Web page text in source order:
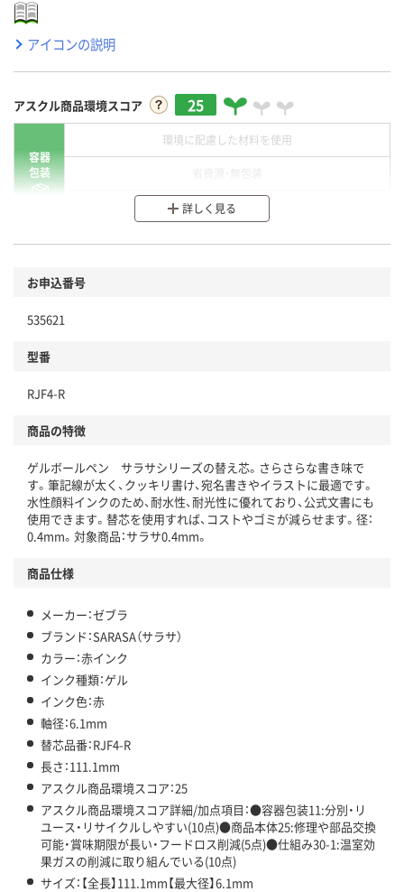
アイコンの説明
アスクル商品環境スコア 25
容器
包装
環境に配慮した材料を使用
分別・リサイクルしやすい設計
本体
仕組
この商品の環境配慮ポイントです。下記商品詳細「
アスクル商品環境スコア詳細／加点項目
」で確認できます。
詳しく見る
お申込番号
535621
型番
RJF4-R
商品の特徴
ゲルボールペン サラサシリーズの替え芯。さらさらな書き味で
す。筆記線が太く、クッキリ書け、宛名書きやイラストに最適です。
水性顔料インクのため、耐水性、耐光性に優れており、公式文書にも
使用できます。替芯を使用すれば、コストやゴミが減らせます。径：
0.4mm。対象商品：サラサ0.4mm。
商品仕様
メーカー：ゼブラ
ブランド：SARASA（サラサ）
カラー：赤インク
インク種類：ゲル
インク色：赤
軸径：6.1mm
替芯品番：RJF4-R
長さ：111.1mm
アスクル商品環境スコア：25
アスクル商品環境スコア詳細/加点項目：●容器包装11:分別・リ
ユース・リサイクルしやすい(10点)●商品本体25:修理や部品交換
可能・賞味期限が長い・フードロス削減(5点)●仕組み30-1:温室効
果ガスの削減に取り組んでいる(10点)
サイズ：【全長】111.1mm【最大径】6.1mm